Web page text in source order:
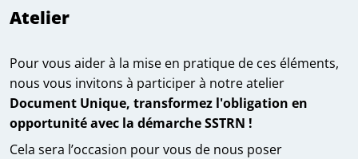
Atelier
Pour vous aider à la mise en pratique de ces éléments,
nous vous invitons à participer à notre atelier
Document Unique, transformez l'obligation en
opportunité avec la démarche SSTRN !
Cela sera l’occasion pour vous de nous poser